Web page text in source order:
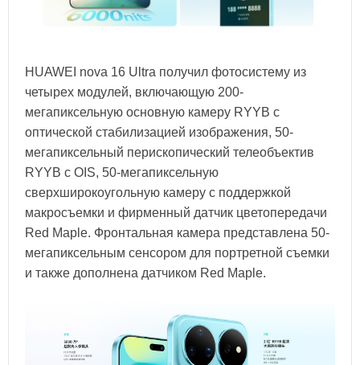
HUAWEI nova 16 Ultra получил фотосистему из
четырех модулей, включающую 200-
мегапиксельную основную камеру RYYB с
оптической стабилизацией изображения, 50-
мегапиксельный перископический телеобъектив
RYYB с OIS, 50-мегапиксельную
сверхширокоугольную камеру с поддержкой
макросъемки и фирменный датчик цветопередачи
Red Maple. Фронтальная камера представлена 50-
мегапиксельным сенсором для портретной съемки
и также дополнена датчиком Red Maple.